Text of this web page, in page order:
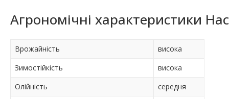
Агрономічні характеристики
Врожайність
висока
Зимостійкість
висока
Олійність
середня